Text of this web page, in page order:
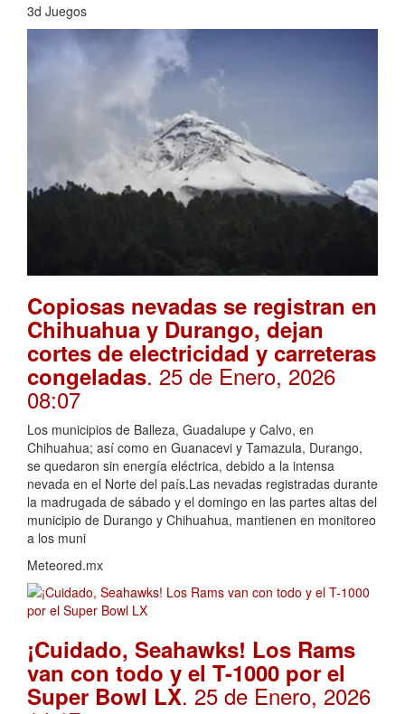
3d Juegos
Copiosas nevadas se registran en
Chihuahua y Durango, dejan
cortes de electricidad y carreteras
congeladas. 25 de Enero, 2026
08:07
Los municipios de Balleza, Guadalupe y Calvo, en
Chihuahua; así como en Guanacevi y Tamazula, Durango,
se quedaron sin energía eléctrica, debido a la intensa
nevada en el Norte del país.Las nevadas registradas durante
la madrugada de sábado y el domingo en las partes altas del
municipio de Durango y Chihuahua, mantienen en monitoreo
a los muni
Meteored.mx
¡Cuidado, Seahawks! Los Rams
van con todo y el T-1000 por el
Super Bowl LX. 25 de Enero, 2026